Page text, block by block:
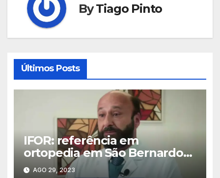
ByTiago Pinto
Últimos Posts
IFOR: referência em
ortopedia em São Bernardo
do Campo
AGO 29, 2023